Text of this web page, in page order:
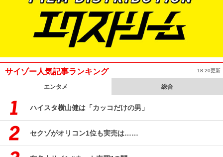
サイゾー人気記事ランキング 18:20更新
エンタメ 総合
ハイスタ横山健は「カッコだけの男」
セクゾがオリコン1位も実売は……